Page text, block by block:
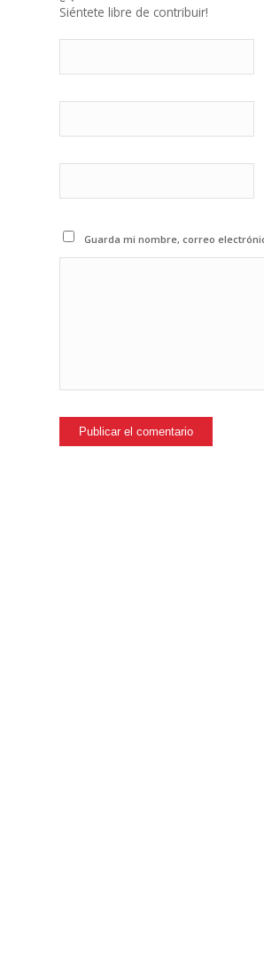
Siéntete libre de contribuir!
Guarda mi nombre, correo